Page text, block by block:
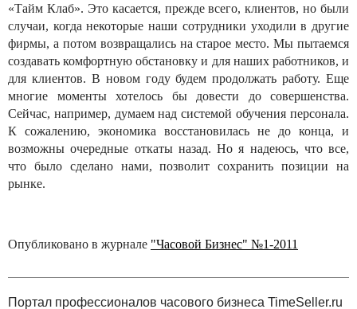
«Тайм Клаб». Это касается, прежде всего, клиентов, но были
случаи, когда некоторые наши сотрудники уходили в другие
фирмы, а потом возвращались на старое место. Мы пытаемся
создавать комфортную обстановку и для наших работников, и
для клиентов. В новом году будем продолжать работу. Еще
многие моменты хотелось бы довести до совершенства.
Сейчас, например, думаем над системой обучения персонала.
К сожалению, экономика восстановилась не до конца, и
возможны очередные откаты назад. Но я надеюсь, что все,
что было сделано нами, позволит сохранить позиции на
рынке.
Опубликовано в журнале "Часовой Бизнес" №1-2011
Портал профессионалов часового бизнеса TimeSeller.ru